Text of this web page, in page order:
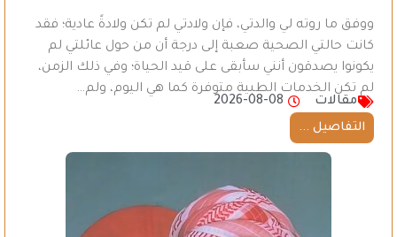
ووفق ما روته لي والدتي، فإن ولادتي لم تكن ولادةً عادية؛ فقد
كانت حالتي الصحية صعبة إلى درجة أن من حول عائلتي لم
يكونوا يصدقون أنني سأبقى على قيد الحياة؛ وفي ذلك الزمن،
لم تكن الخدمات الطبية متوفرة كما هي اليوم، ولم…
مقالات
2026-08-08
التفاصيل ...